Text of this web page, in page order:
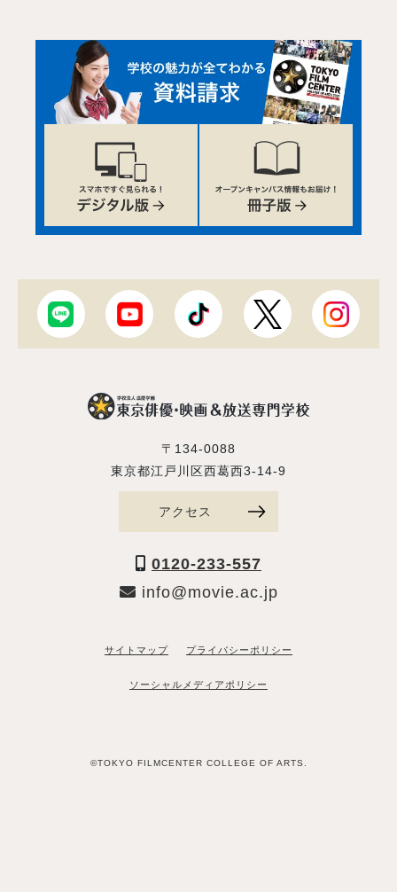
〒134-0088
東京都江戸川区西葛西3-14-9
アクセス
0120-233-557
info@movie.ac.jp
サイトマップ プライバシーポリシー
ソーシャルメディアポリシー
©TOKYO FILMCENTER COLLEGE OF ARTS.